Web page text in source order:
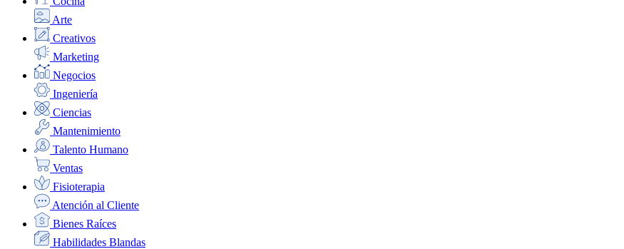
Arte
Creativos
Marketing
Negocios
Ingeniería
Ciencias
Mantenimiento
Talento Humano
Ventas
Fisioterapia
Atención al Cliente
Bienes Raíces
Habilidades Blandas